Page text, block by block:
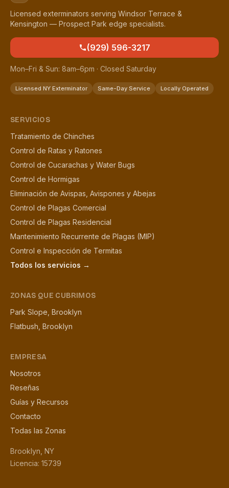
Licensed exterminators serving Windsor Terrace &
Kensington — Prospect Park edge specialists.
(929) 596-3217
Mon–Fri & Sun: 8am–6pm · Closed Saturday
Licensed NY Exterminator Same-Day Service Locally Operated
SERVICIOS
Tratamiento de Chinches
Control de Ratas y Ratones
Control de Cucarachas y Water Bugs
Control de Hormigas
Eliminación de Avispas, Avispones y Abejas
Control de Plagas Comercial
Control de Plagas Residencial
Mantenimiento Recurrente de Plagas (MIP)
Control e Inspección de Termitas
Todos los servicios →
ZONAS QUE CUBRIMOS
Park Slope, Brooklyn
Flatbush, Brooklyn
EMPRESA
Nosotros
Reseñas
Guías y Recursos
Contacto
Todas las Zonas
Brooklyn, NY
Licencia: 15739